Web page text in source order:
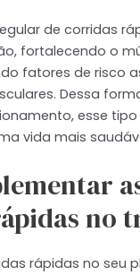
de corridas
fortalecendo o
fatores de risco
Dessa
esse
vida mais
no
rápidas no seu